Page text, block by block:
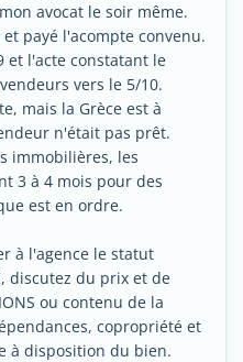
avocat le soir même.
payé l'acompte convenu.
et l'acte constatant le
vers le 5/10.
mais la Grèce est à
n'était pas prêt.
immobilières, les
3 à 4 mois pour des
est en ordre.
à l'agence le statut
discutez du prix et de
ou contenu de la
copropriété et
à disposition du bien.